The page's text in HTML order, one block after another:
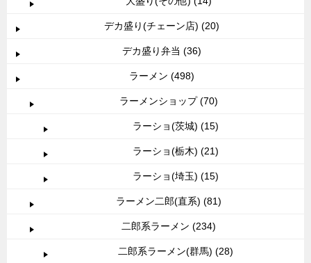
デカ盛り(チェーン店) (20)
デカ盛り弁当 (36)
ラーメン (498)
ラーメンショップ (70)
ラーショ(茨城) (15)
ラーショ(栃木) (21)
ラーショ(埼玉) (15)
ラーメン二郎(直系) (81)
二郎系ラーメン (234)
二郎系ラーメン(群馬) (28)